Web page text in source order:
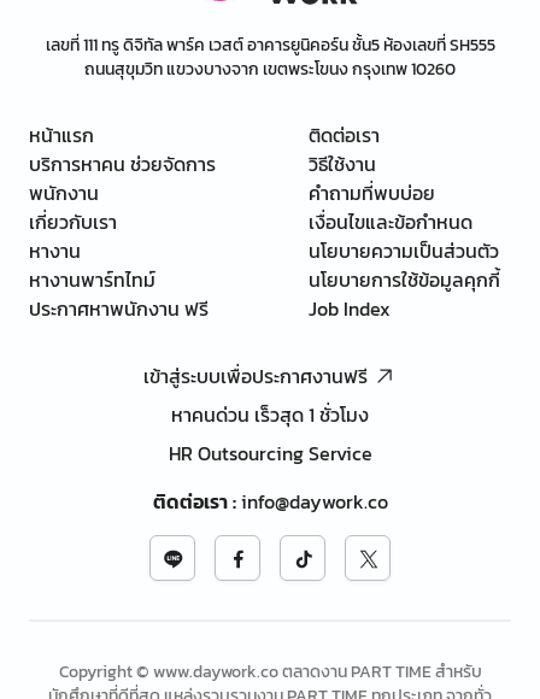
เลขที่ 111 ทรู ดิจิทัล พาร์ค เวสต์ อาคารยูนิคอร์น ชั้น5 ห้องเลขที่ SH555
ถนนสุขุมวิท แขวงบางจาก เขตพระโขนง กรุงเทพ 10260
หน้าแรก
บริการหาคน ช่วยจัดการ
พนักงาน
เกี่ยวกับเรา
หางาน
หางานพาร์ทไทม์
ประกาศหาพนักงาน ฟรี
ติดต่อเรา
วิธีใช้งาน
คำถามที่พบบ่อย
เงื่อนไขและข้อกำหนด
นโยบายความเป็นส่วนตัว
นโยบายการใช้ข้อมูลคุกกี้
Job Index
เข้าสู่ระบบเพื่อประกาศงานฟรี
หาคนด่วน เร็วสุด 1 ชั่วโมง
HR Outsourcing Service
ติดต่อเรา:info@daywork.co
Copyright © www.daywork.co ตลาดงาน PART TIME สำหรับ